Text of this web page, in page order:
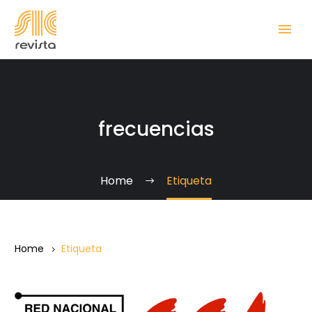
frecuencias
Home Etiqueta
Home Etiqueta
Conatel